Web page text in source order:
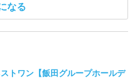
なる
トワン【飯田グループホールデ